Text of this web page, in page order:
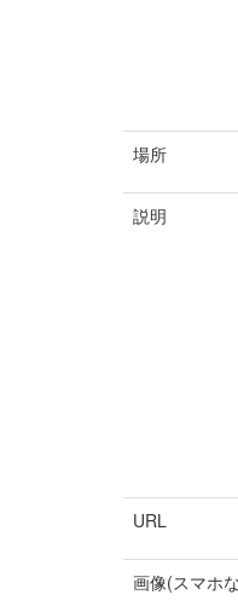
場所
説明
URL
画像(スマホ